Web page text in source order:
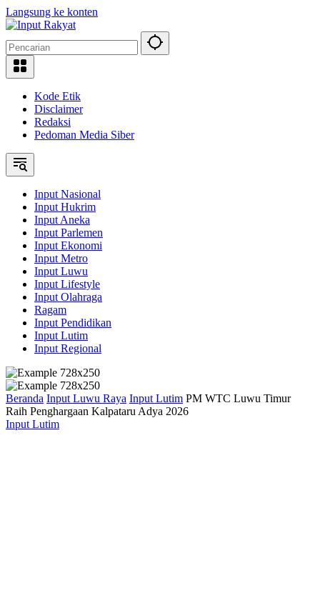
Langsung ke konten
Kode Etik
Disclaimer
Redaksi
Pedoman Media Siber
Input Nasional
Input Hukrim
Input Aneka
Input Parlemen
Input Ekonomi
Input Metro
Input Luwu
Input Lifestyle
Input Olahraga
Ragam
Input Pendidikan
Input Lutim
Input Regional
Beranda Input Luwu Raya Input Lutim PM WTC Luwu Timur
Raih Penghargaan Kalpataru Adya 2026
Input Lutim